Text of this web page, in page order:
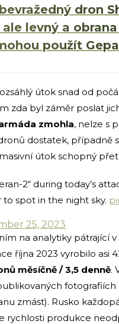
dron
levný a
použít
útok snad od
zda byl záměr poslat
zmohla, nelze s
dostatek, případně
útok schopný
2“ during today’s
spot in the night sky.
25, 2023
na analytiky pátrající
října 2023 vyrobilo asi
měsíčně / 3,5 denně.
zmást). Rusko
rychlosti produkce